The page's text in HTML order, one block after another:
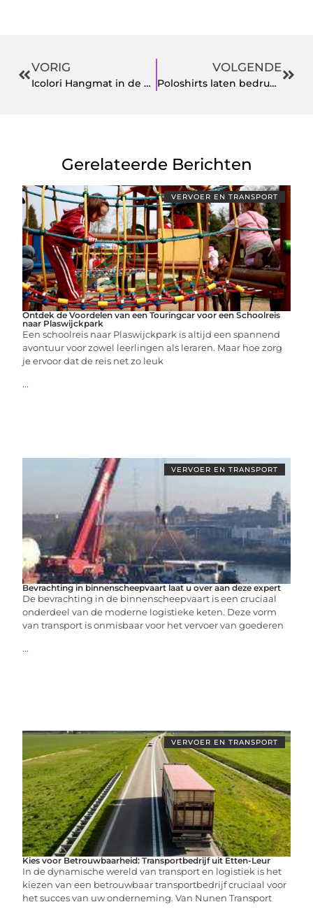
VORIG
Icolori Hangmat in de volkskrant
VOLGENDE
Poloshirts laten bedrukken doe je zo!
Gerelateerde Berichten
VERVOER EN TRANSPORT
Ontdek de Voordelen van een Touringcar voor een Schoolreis
naar Plaswijckpark
Een schoolreis naar Plaswijckpark is altijd een spannend
avontuur voor zowel leerlingen als leraren. Maar hoe zorg
je ervoor dat de reis net zo leuk
...
VERVOER EN TRANSPORT
Bevrachting in binnenscheepvaart laat u over aan deze expert
De bevrachting in de binnenscheepvaart is een cruciaal
onderdeel van de moderne logistieke keten. Deze vorm
van transport is onmisbaar voor het vervoer van goederen
...
VERVOER EN TRANSPORT
Kies voor Betrouwbaarheid: Transportbedrijf uit Etten-Leur
In de dynamische wereld van transport en logistiek is het
kiezen van een betrouwbaar transportbedrijf cruciaal voor
het succes van uw onderneming. Van Nunen Transport